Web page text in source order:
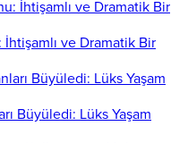
ve Dramatik Bir
Büyüledi: Lüks Yaşam